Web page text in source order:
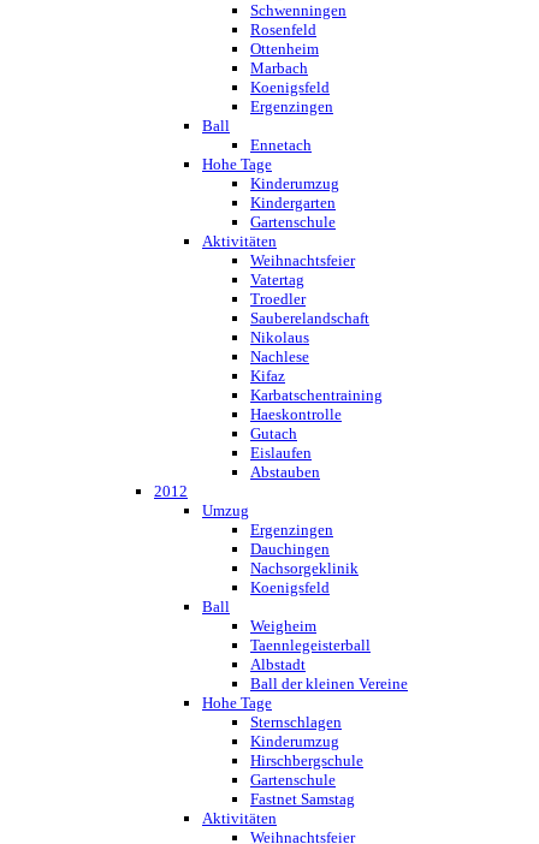
Schwenningen
Rosenfeld
Ottenheim
Marbach
Koenigsfeld
Ergenzingen
Ball
Ennetach
Hohe Tage
Kinderumzug
Kindergarten
Gartenschule
Aktivitäten
Weihnachtsfeier
Vatertag
Troedler
Sauberelandschaft
Nikolaus
Nachlese
Kifaz
Karbatschentraining
Haeskontrolle
Gutach
Eislaufen
Abstauben
2012
Umzug
Ergenzingen
Dauchingen
Nachsorgeklinik
Koenigsfeld
Ball
Weigheim
Taennlegeisterball
Albstadt
Ball der kleinen Vereine
Hohe Tage
Sternschlagen
Kinderumzug
Hirschbergschule
Gartenschule
Fastnet Samstag
Aktivitäten
Weihnachtsfeier